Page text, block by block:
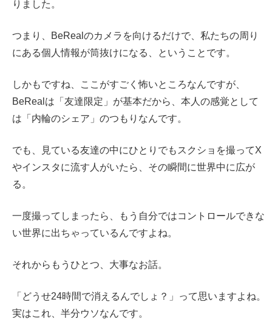
りました。
つまり、BeRealのカメラを向けるだけで、私たちの周り
にある個人情報が筒抜けになる、ということです。
しかもですね、ここがすごく怖いところなんですが、
BeRealは「友達限定」が基本だから、本人の感覚として
は「内輪のシェア」のつもりなんです。
でも、見ている友達の中にひとりでもスクショを撮ってX
やインスタに流す人がいたら、その瞬間に世界中に広が
る。
一度撮ってしまったら、もう自分ではコントロールできな
い世界に出ちゃっているんですよね。
それからもうひとつ、大事なお話。
「どうせ24時間で消えるんでしょ？」って思いますよね。
実はこれ、半分ウソなんです。